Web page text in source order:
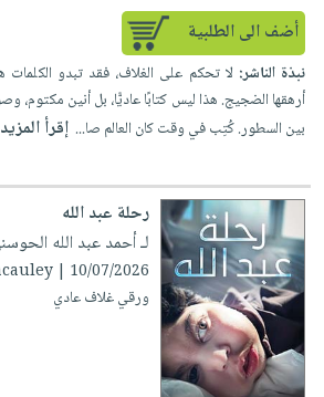
أضف الى الطلبية
نبذة الناشر: لا تحكم على الغلاف، فقد تبدو
أرهقها الضجيج. هذا ليس كتابًا عاديًّا، بل أنين
بين السطور. كُتِب في وقت كان العالم صا... إقرأ
رحلة عبد الله
لـ أحمد عبد الله
| 10/07/2026
ورقي غلاف عادي